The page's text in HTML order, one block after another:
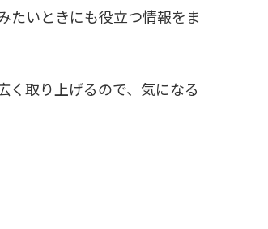
たいときにも役立つ情報をま
く取り上げるので、気になる